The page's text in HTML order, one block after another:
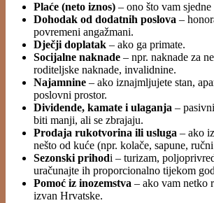
Plaće (neto iznos) – ono što vam sjedne
Dohodak od dodatnih poslova –
povremeni angažmani.
Dječji doplatak – ako ga primate.
Socijalne naknade – npr. naknade za
roditeljske naknade, invalidnine.
Najamnine – ako iznajmljujete stan,
poslovni prostor.
Dividende, kamate i ulaganja –
biti manji, ali se zbrajaju.
Prodaja rukotvorina ili usluga – ako
nešto od kuće (npr. kolače, sapune,
Sezonski prihodi – turizam,
uračunajte ih proporcionalno tijekom
Pomoć iz inozemstva – ako vam netko
izvan Hrvatske.